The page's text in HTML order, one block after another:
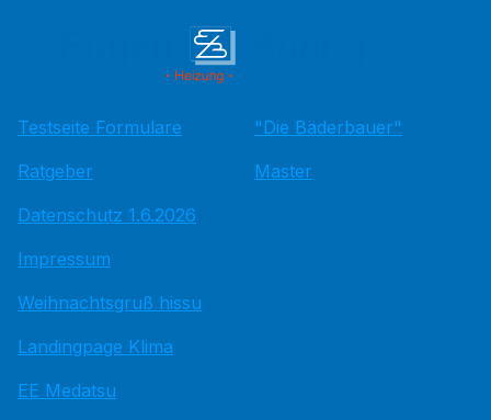
Testseite Formulare
Ratgeber
Datenschutz 1.6.2026
Impressum
Weihnachtsgruß hissu
Landingpage Klima
EE Medatsu
"Die Bäderbauer"
Master